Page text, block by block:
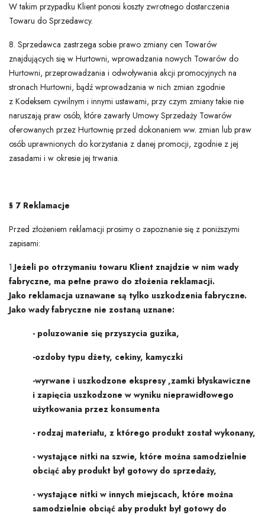
W takim przypadku Klient ponosi koszty zwrotnego dostarczenia
Towaru do Sprzedawcy.
8. Sprzedawca zastrzega sobie prawo zmiany cen Towarów
znajdujących się w Hurtowni, wprowadzania nowych Towarów do
Hurtowni, przeprowadzania i odwoływania akcji promocyjnych na
stronach Hurtowni, bądź wprowadzania w nich zmian zgodnie
z Kodeksem cywilnym i innymi ustawami, przy czym zmiany takie nie
naruszają praw osób, które zawarły Umowy Sprzedaży Towarów
oferowanych przez Hurtownię przed dokonaniem ww. zmian lub praw
osób uprawnionych do korzystania z danej promocji, zgodnie z jej
zasadami i w okresie jej trwania.
§ 7 Reklamacje
Przed złożeniem reklamacji prosimy o zapoznanie się z poniższymi
zapisami:
1.Jeżeli po otrzymaniu towaru Klient znajdzie w nim wady
fabryczne, ma pełne prawo do złożenia reklamacji.
Jako reklamacja uznawane są tylko uszkodzenia fabryczne.
Jako wady fabryczne nie zostaną uznane:
- poluzowanie się przyszycia guzika,
-ozdoby typu dżety, cekiny, kamyczki
-wyrwane i uszkodzone ekspresy ,zamki błyskawiczne
i zapięcia uszkodzone w wyniku nieprawidłowego
użytkowania przez konsumenta
- rodzaj materiału, z którego produkt został wykonany,
- wystające nitki na szwie, które można samodzielnie
obciąć aby produkt był gotowy do sprzedaży,
- wystające nitki w innych miejscach, które można
samodzielnie obciąć aby produkt był gotowy do